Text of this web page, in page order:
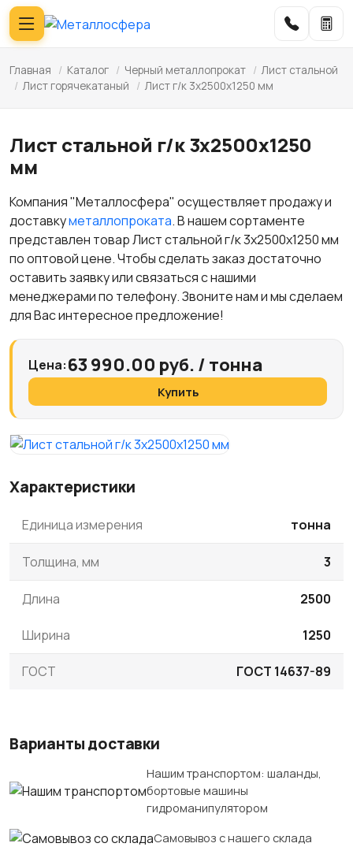
Главная / Каталог / Черный металлопрокат / Лист стальной
/ Лист горячекатаный / Лист г/к 3х2500х1250 мм
Лист стальной г/к 3х2500х1250
мм
Компания "Металлосфера" осуществляет продажу и
доставкуметаллопроката. В нашем сортаменте
представлен товар Лист стальной г/к 3х2500х1250 мм
по оптовой цене. Чтобы сделать заказ достаточно
оставить заявку или связаться с нашими
менеджерами по телефону. Звоните нам и мы сделаем
для Вас интересное предложение!
Цена:63 990.00 руб. / тонна
Купить
Характеристики
Единица измерения тонна
Толщина, мм 3
Длина 2500
Ширина 1250
ГОСТ ГОСТ 14637-89
Варианты доставки
Нашим транспортом: шаланды,
бортовые машины
гидроманипулятором
Самовывоз с нашего склада